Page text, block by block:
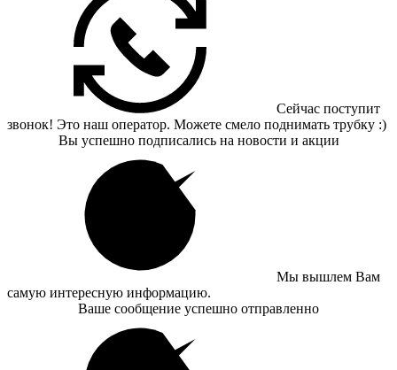
Сейчас поступит
звонок! Это наш оператор. Можете смело поднимать трубку :)
Вы успешно подписались на новости и акции
Мы вышлем Вам
самую интересную информацию.
Ваше сообщение успешно отправленно